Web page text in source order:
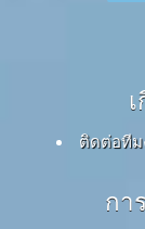
ติดต่อทีม
กา